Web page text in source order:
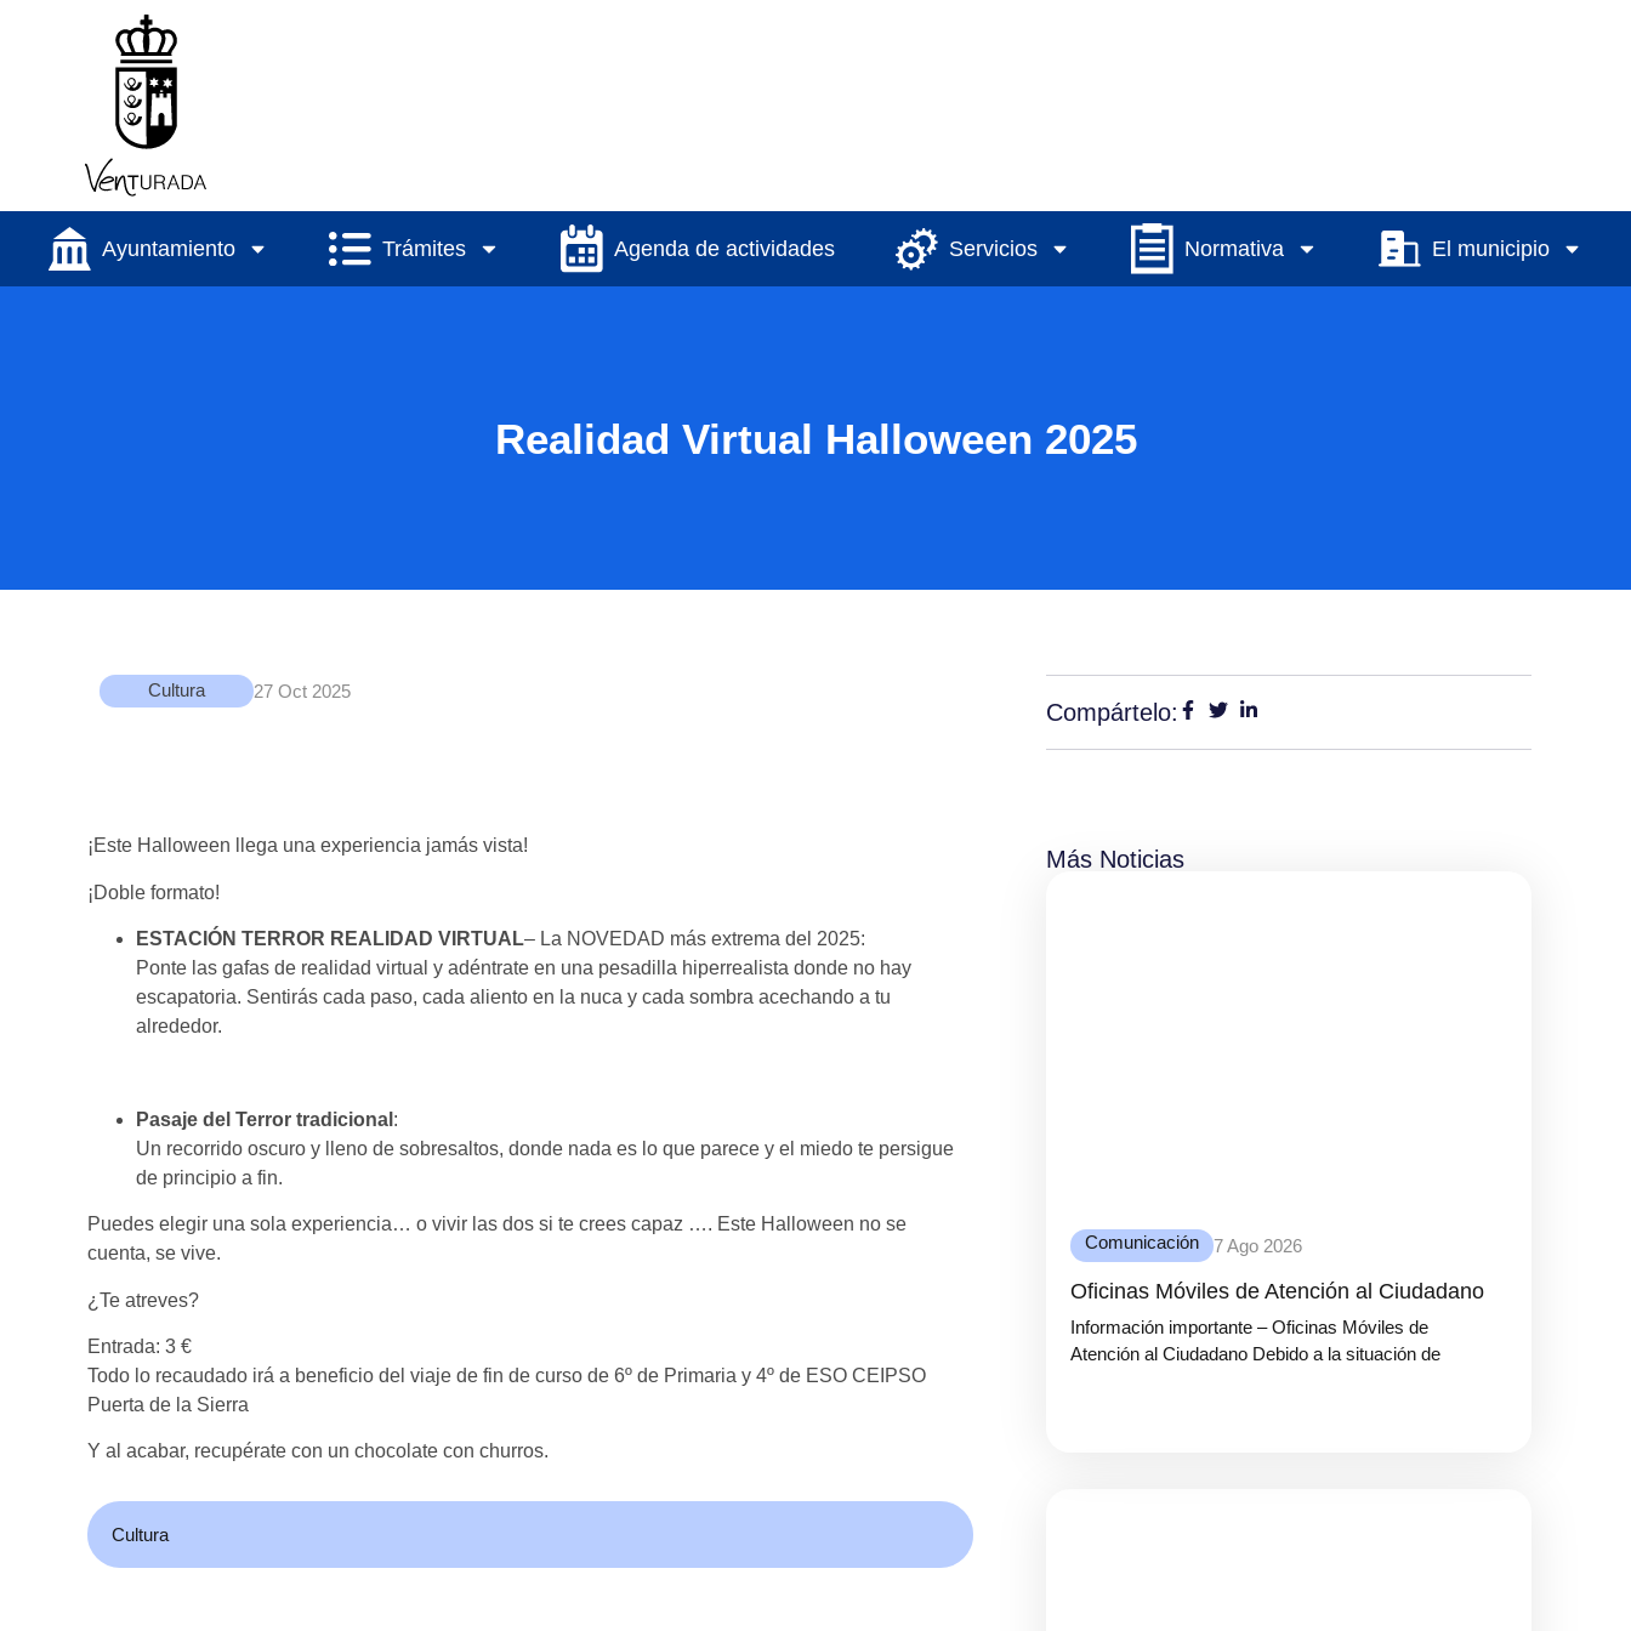
Ayuntamiento Trámites Agenda de actividades Servicios Normativa El municipio
Realidad Virtual Halloween 2025
Cultura 27 Oct 2025
¡Este Halloween llega una experiencia jamás vista!
¡Doble formato!
ESTACIÓN TERROR REALIDAD VIRTUAL– La NOVEDAD más extrema del 2025:
Ponte las gafas de realidad virtual y adéntrate en una pesadilla hiperrealista donde no hay
escapatoria. Sentirás cada paso, cada aliento en la nuca y cada sombra acechando a tu
alrededor.
Pasaje del Terror tradicional :
Un recorrido oscuro y lleno de sobresaltos, donde nada es lo que parece y el miedo te persigue
de principio a fin.
Puedes elegir una sola experiencia… o vivir las dos si te crees capaz …. Este Halloween no se
cuenta, se vive.
¿Te atreves?
Entrada: 3 €
Todo lo recaudado irá a beneficio del viaje de fin de curso de 6º de Primaria y 4º de ESO CEIPSO
Puerta de la Sierra
Y al acabar, recupérate con un chocolate con churros.
Cultura
Compártelo:
Más Noticias
Comunicación 7 Ago 2026
Oficinas Móviles de Atención al Ciudadano
Información importante – Oficinas Móviles de
Atención al Ciudadano Debido a la situación de